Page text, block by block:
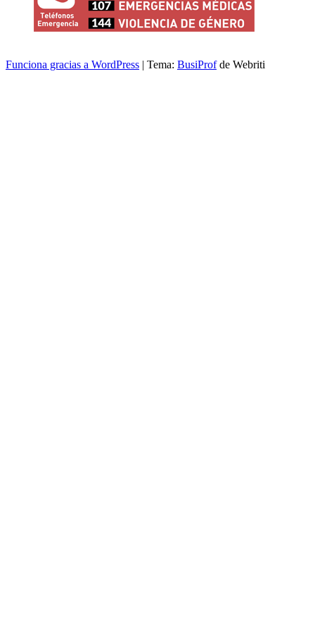
Funciona gracias a WordPress | Tema: BusiProfde Webriti